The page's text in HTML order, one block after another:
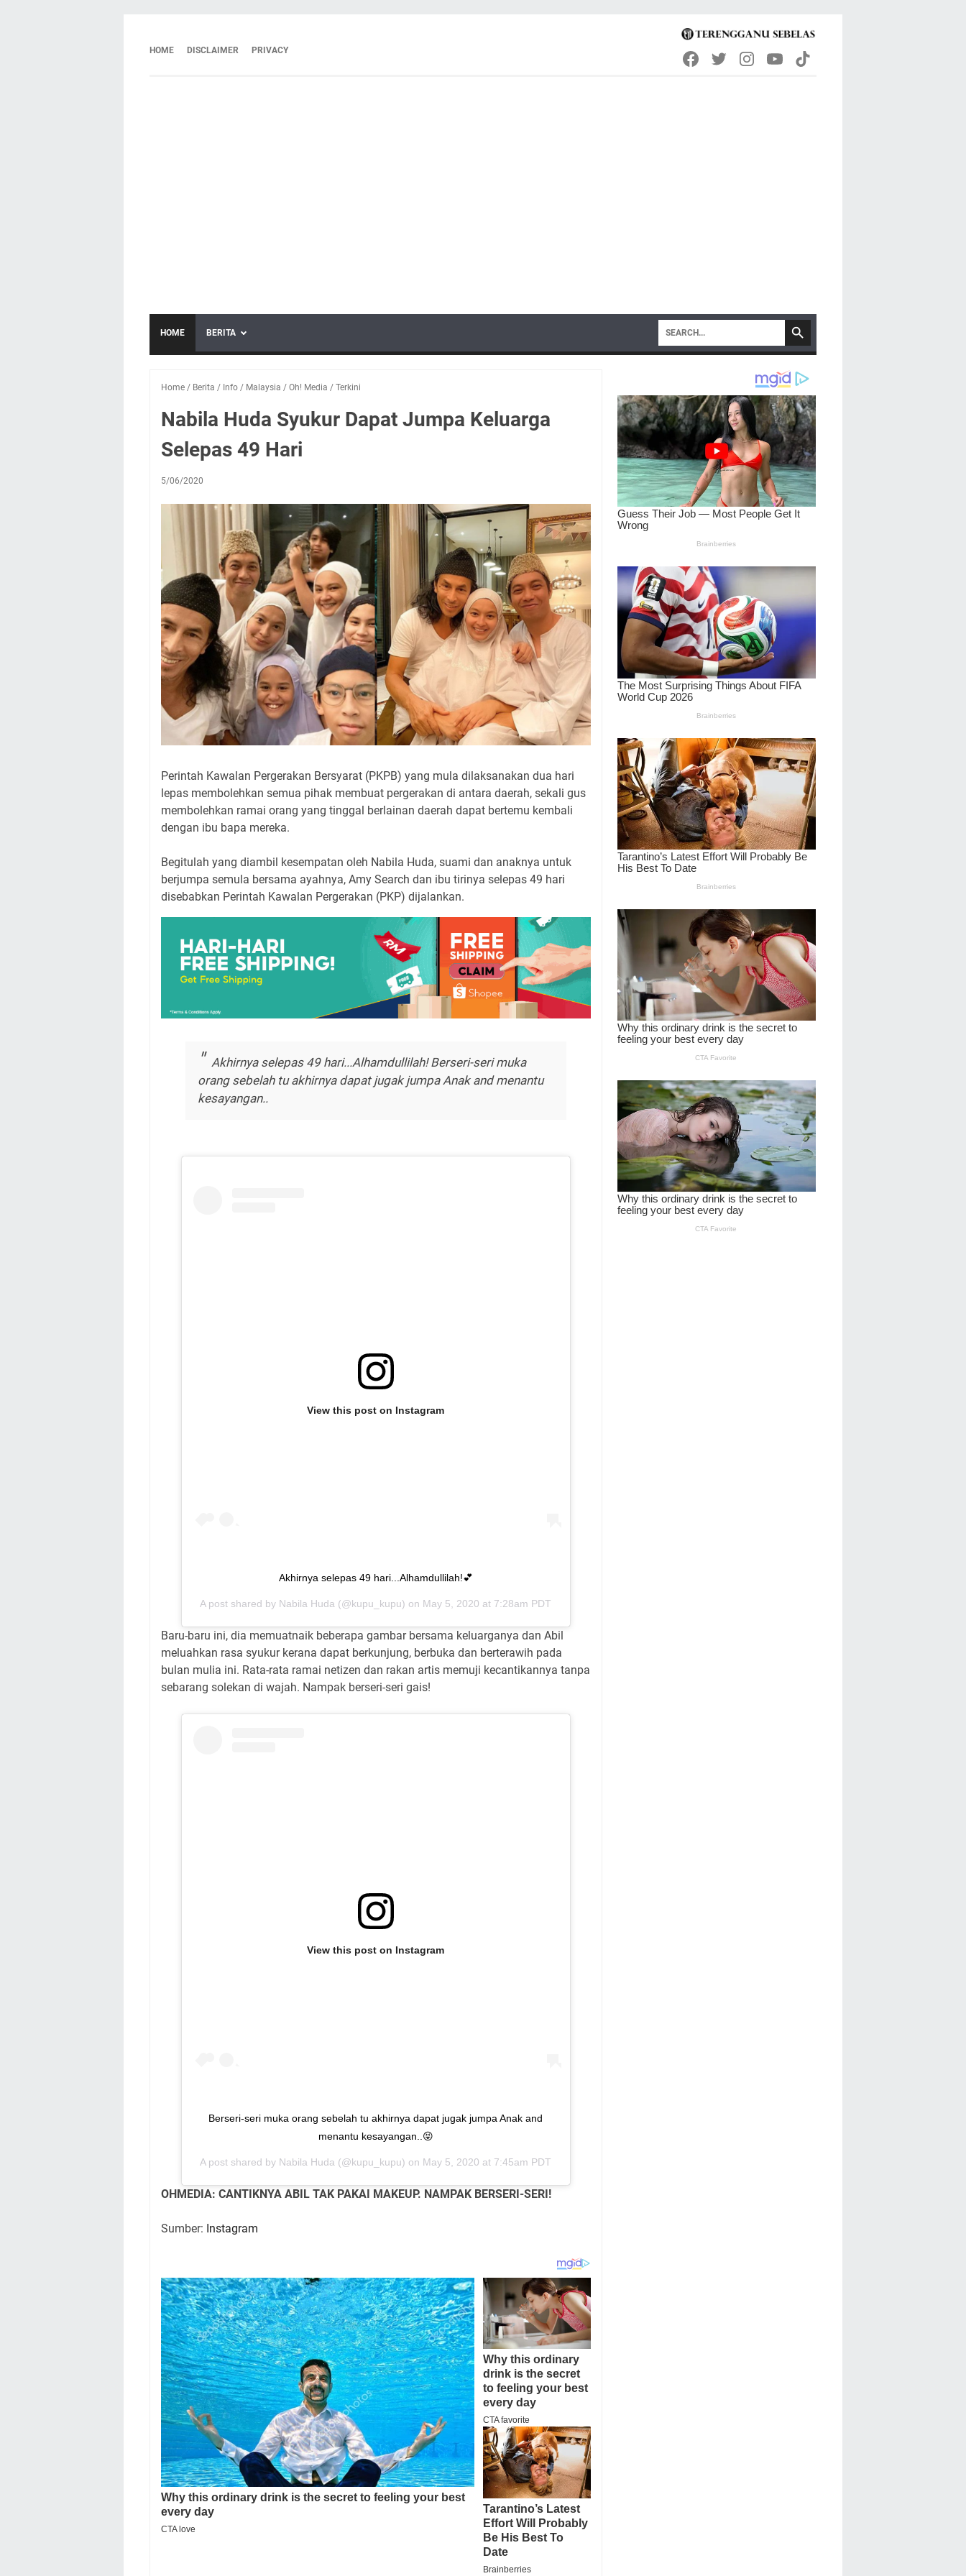
HOME DISCLAIMER PRIVACY
HOME BERITA
Home / Berita / Info / Malaysia / Oh! Media / Terkini
Nabila Huda Syukur Dapat Jumpa Keluarga
Selepas 49 Hari
5/06/2020
Perintah Kawalan Pergerakan Bersyarat (PKPB) yang mula dilaksanakan dua hari
lepas membolehkan semua pihak membuat pergerakan di antara daerah, sekali gus
membolehkan ramai orang yang tinggal berlainan daerah dapat bertemu kembali
dengan ibu bapa mereka.
Begitulah yang diambil kesempatan oleh Nabila Huda, suami dan anaknya untuk
berjumpa semula bersama ayahnya, Amy Search dan ibu tirinya selepas 49 hari
disebabkan Perintah Kawalan Pergerakan (PKP) dijalankan.
Akhirnya selepas 49 hari...Alhamdullilah! Berseri-seri muka
orang sebelah tu akhirnya dapat jugak jumpa Anak and menantu
kesayangan..
View this post on Instagram
Akhirnya selepas 49 hari...Alhamdullilah!💕
A post shared by Nabila Huda (@kupu_kupu) on May 5, 2020 at 7:28am PDT
Baru-baru ini, dia memuatnaik beberapa gambar bersama keluarganya dan Abil
meluahkan rasa syukur kerana dapat berkunjung, berbuka dan berterawih pada
bulan mulia ini. Rata-rata ramai netizen dan rakan artis memuji kecantikannya tanpa
sebarang solekan di wajah. Nampak berseri-seri gais!
View this post on Instagram
Berseri-seri muka orang sebelah tu akhirnya dapat jugak jumpa Anak and
menantu kesayangan..😝
A post shared by Nabila Huda (@kupu_kupu) on May 5, 2020 at 7:45am PDT
OHMEDIA: CANTIKNYA ABIL TAK PAKAI MAKEUP. NAMPAK BERSERI-SERI!
Sumber: Instagram